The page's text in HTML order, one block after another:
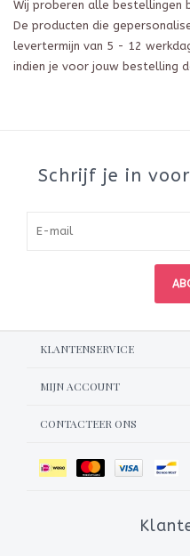
Wij proberen alle bestellingen
De producten die
levertermijn van 5 - 12
indien je voor jouw bestelling
Schrijf je in
KLANTENSERVICE
MIJN ACCOUNT
CONTACTEER ONS